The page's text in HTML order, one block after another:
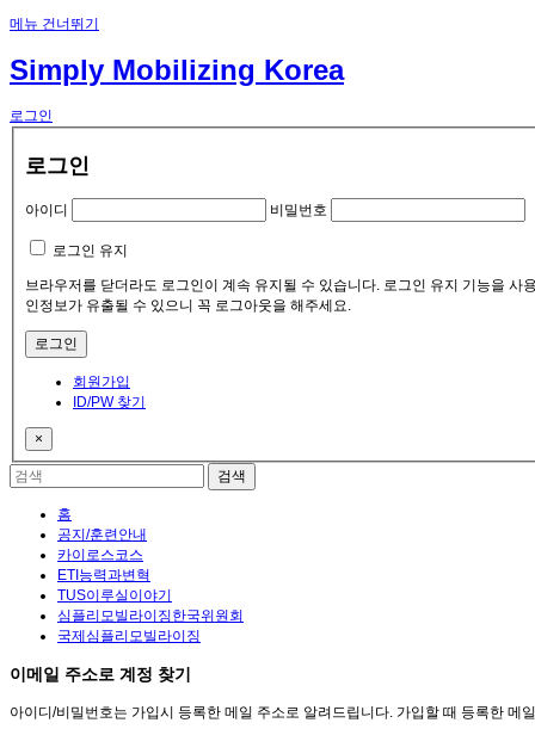
메뉴 건너뛰기
Simply Mobilizing Korea
로그인
로그인
아이디 비밀번호
로그인 유지
브라우저를 닫더라도 로그인이 계속 유지될 수 있습니다. 로그인 유지 기능을
인정보가 유출될 수 있으니 꼭 로그아웃을 해주세요.
회원가입
ID/PW 찾기
×
홈
공지/훈련안내
카이로스코스
ETI능력과변혁
TUS이루실이야기
심플리모빌라이징한국위원회
국제심플리모빌라이징
이메일 주소로 계정 찾기
아이디/비밀번호는 가입시 등록한 메일 주소로 알려드립니다. 가입할 때 등록한 메